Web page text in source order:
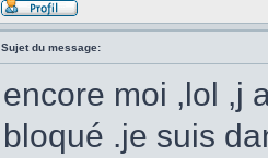
Sujet du message:
encore moi ,lol ,j
bloqué .je suis